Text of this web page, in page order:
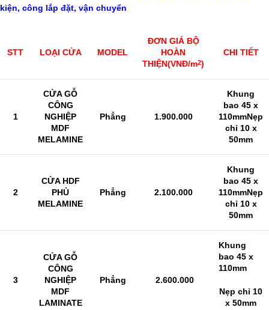
kiện, công lắp đặt, vận chuyển
STT LOẠI CỬA MODEL
ĐƠN GIÁ BỘ
HOÀN
THIỆN(VNĐ/m2)
CHI TIẾT
1
CỬA GỖ
CÔNG
NGHIỆP
MDF
MELAMINE
Phẳng 1.900.000
Khung
bao 45 x
110mmNẹp
chỉ 10 x
50mm
2
CỬA HDF
PHỦ
MELAMINE
Phẳng 2.100.000
Khung
bao 45 x
110mmNẹp
chỉ 10 x
50mm
3
CỬA GỖ
CÔNG
NGHIỆP
MDF
LAMINATE
Phẳng 2.600.000
Khung
bao 45 x
110mm
Nẹp chỉ 10
x 50mm